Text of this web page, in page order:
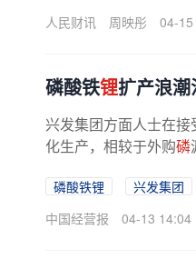
人民财讯
周映彤 04-
磷酸铁锂扩产浪
兴发集团方面人士在
化生产，相较于外购磷
磷酸铁锂 兴发集团
中国经营报
04-13 14:04